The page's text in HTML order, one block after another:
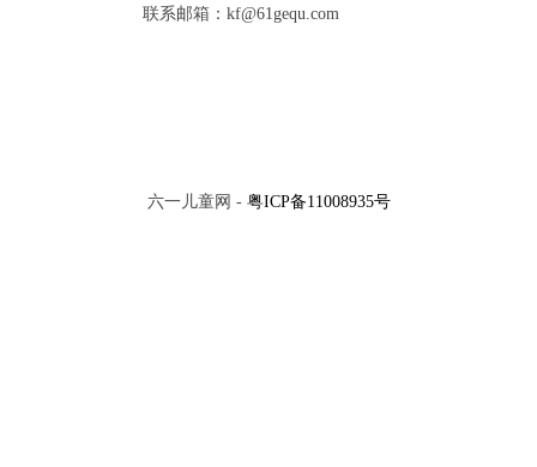
联系邮箱：kf@61gequ.com
六一儿童网 - 粤ICP备11008935号